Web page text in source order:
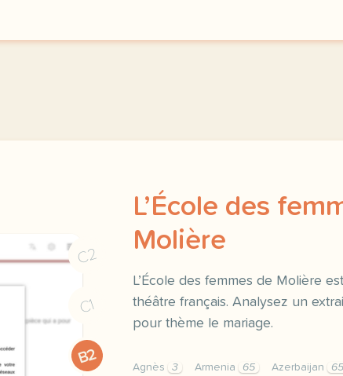
C2
C1
B2
L’École des
Molière
L’École des femmes de Molière
théâtre français. Analysez un
pour thème le mariage.
Agnès 3 Armenia 65 Azerbaijan 65